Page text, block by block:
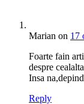
Marian on 17
Foarte fain
despre
Insa
Reply